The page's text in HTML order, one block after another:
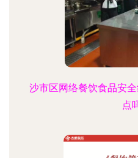
沙市区网络餐饮食品安
点